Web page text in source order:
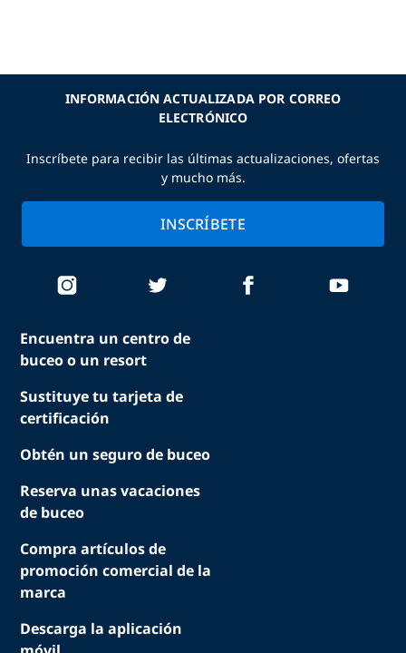
Encuentra un centro de
buceo o un resort
Sustituye tu tarjeta de
certificación
Obtén un seguro de buceo
Reserva unas vacaciones
de buceo
Compra artículos de
promoción comercial de la
marca
Descarga la aplicación
INFORMACIÓN ACTUALIZADA POR CORREO
ELECTRÓNICO
Inscríbete para recibir las últimas actualizaciones, ofertas
y mucho más.
INSCRÍBETE